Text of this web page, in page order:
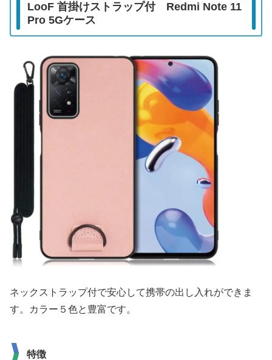
LooF 首掛けストラップ付 Redmi Note 11
Pro 5Gケース
ネックストラップ付で安心して携帯の出し入れができま
す。カラー５色と豊富です。
特徴